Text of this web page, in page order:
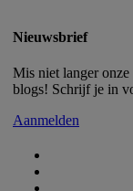
Nieuwsbrief
Mis niet langer onze
blogs! Schrijf je in
Aanmelden